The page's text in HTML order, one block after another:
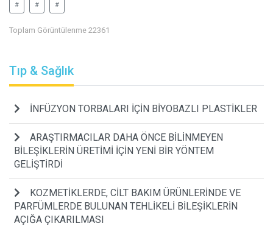
# # #
Toplam Görüntülenme 22361
Tıp & Sağlık
İNFÜZYON TORBALARI İÇİN BİYOBAZLI PLASTİKLER
ARAŞTIRMACILAR DAHA ÖNCE BİLİNMEYEN
BİLEŞİKLERİN ÜRETİMİ İÇİN YENİ BİR YÖNTEM
GELİŞTİRDİ
KOZMETİKLERDE, CİLT BAKIM ÜRÜNLERİNDE VE
PARFÜMLERDE BULUNAN TEHLİKELİ BİLEŞİKLERİN
AÇIĞA ÇIKARILMASI